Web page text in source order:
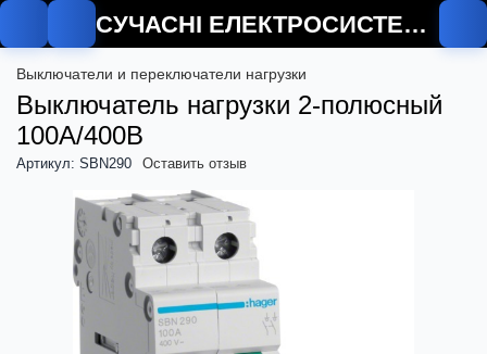
СУЧАСНІ ЕЛЕКТРОСИСТЕМИ
Выключатели и переключатели нагрузки
Выключатель нагрузки 2-полюсный
100А/400В
Артикул: SBN290 Оставить отзыв